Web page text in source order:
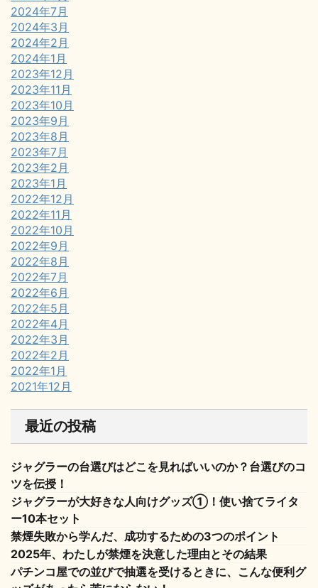
2024年7月
2024年3月
2024年2月
2024年1月
2023年12月
2023年11月
2023年10月
2023年9月
2023年8月
2023年7月
2023年2月
2023年1月
2022年12月
2022年11月
2022年10月
2022年9月
2022年8月
2022年7月
2022年6月
2022年5月
2022年4月
2022年3月
2022年2月
2022年1月
2021年12月
最近の投稿
ジャグラーの台選びはどこを見ればいいのか？台選びのコ
ツを伝授！
ジャグラーが大好きな人向けグッズ①！使い捨てライタ
ー10本セット
禁煙失敗から学んだ、成功するための3つのポイント
2025年、わたしが禁煙を決意した理由とその結果
パチンコ屋での並びで抽選を受けるときに、こんな便利グ